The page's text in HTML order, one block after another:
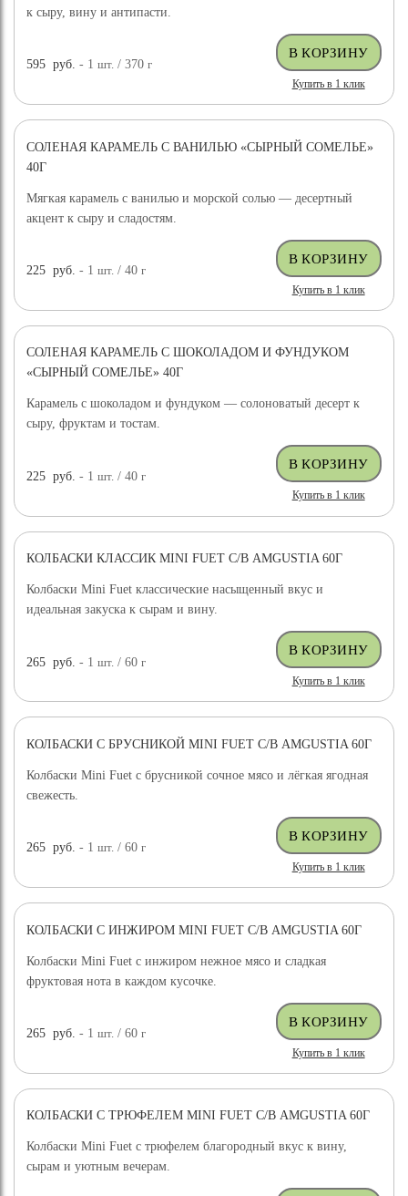
к сыру, вину и антипасти.
595 руб. - 1шт. / 370г
Купить в 1 клик
СОЛЕНАЯ КАРАМЕЛЬ С ВАНИЛЬЮ «СЫРНЫЙ СОМЕЛЬЕ»
40Г
Мягкая карамель с ванилью и морской солью — десертный
акцент к сыру и сладостям.
225 руб. - 1шт. / 40г
Купить в 1 клик
СОЛЕНАЯ КАРАМЕЛЬ С ШОКОЛАДОМ И ФУНДУКОМ
«СЫРНЫЙ СОМЕЛЬЕ» 40Г
Карамель с шоколадом и фундуком — солоноватый десерт к
сыру, фруктам и тостам.
225 руб. - 1шт. / 40г
Купить в 1 клик
КОЛБАСКИ КЛАССИК MINI FUET С/В AMGUSTIA 60Г
Колбаски Mini Fuet классические насыщенный вкус и
идеальная закуска к сырам и вину.
265 руб. - 1шт. / 60г
Купить в 1 клик
КОЛБАСКИ С БРУСНИКОЙ MINI FUET С/В AMGUSTIA 60Г
Колбаски Mini Fuet с брусникой сочное мясо и лёгкая ягодная
свежесть.
265 руб. - 1шт. / 60г
Купить в 1 клик
КОЛБАСКИ С ИНЖИРОМ MINI FUET С/В AMGUSTIA 60Г
Колбаски Mini Fuet с инжиром нежное мясо и сладкая
фруктовая нота в каждом кусочке.
265 руб. - 1шт. / 60г
Купить в 1 клик
КОЛБАСКИ С ТРЮФЕЛЕМ MINI FUET С/В AMGUSTIA 60Г
Колбаски Mini Fuet с трюфелем благородный вкус к вину,
сырам и уютным вечерам.